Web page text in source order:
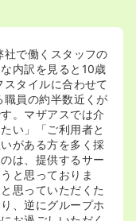
で働くスタッフの
内訳を見ると10歳
タイルに合わせて
員の約半数近くが
。マザアスでは介
い」「ご利用者と
がある方を多く採
は、提供するサー
と思っておりま
思っていただくた
、逆にグループホ